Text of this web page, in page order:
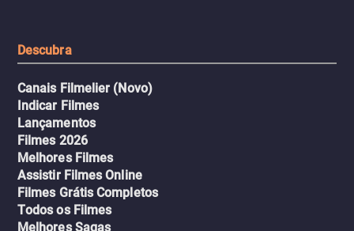
Descubra
Canais Filmelier (Novo)
Indicar Filmes
Lançamentos
Filmes 2026
Melhores Filmes
Assistir Filmes Online
Filmes Grátis Completos
Todos os Filmes
Melhores Sagas